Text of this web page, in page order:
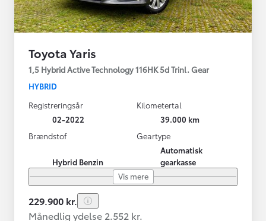
Toyota Yaris
1,5 Hybrid Active Technology 116HK 5d Trinl. Gear
HYBRID
Registreringsår
02-2022
Kilometertal
39.000 km
Brændstof
Hybrid Benzin
Geartype
Automatisk
gearkasse
Vis mere
229.900 kr.
Månedlig ydelse 2.552 kr.